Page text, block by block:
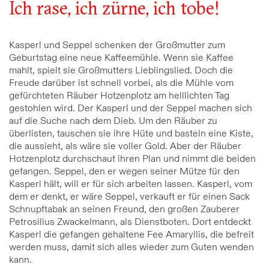
Ich rase, ich zürne, ich tobe!
Kasperl und Seppel schenken der Großmutter zum
Geburtstag eine neue Kaffeemühle. Wenn sie Kaffee
mahlt, spielt sie Großmutters Lieblingslied. Doch die
Freude darüber ist schnell vorbei, als die Mühle vom
gefürchteten Räuber Hotzenplotz am helllichten Tag
gestohlen wird. Der Kasperl und der Seppel machen sich
auf die Suche nach dem Dieb. Um den Räuber zu
überlisten, tauschen sie ihre Hüte und basteln eine Kiste,
die aussieht, als wäre sie voller Gold. Aber der Räuber
Hotzenplotz durchschaut ihren Plan und nimmt die beiden
gefangen. Seppel, den er wegen seiner Mütze für den
Kasperl hält, will er für sich arbeiten lassen. Kasperl, vom
dem er denkt, er wäre Seppel, verkauft er für einen Sack
Schnupftabak an seinen Freund, den großen Zauberer
Petrosilius Zwackelmann, als Dienstboten. Dort entdeckt
Kasperl die gefangen gehaltene Fee Amaryllis, die befreit
werden muss, damit sich alles wieder zum Guten wenden
kann.